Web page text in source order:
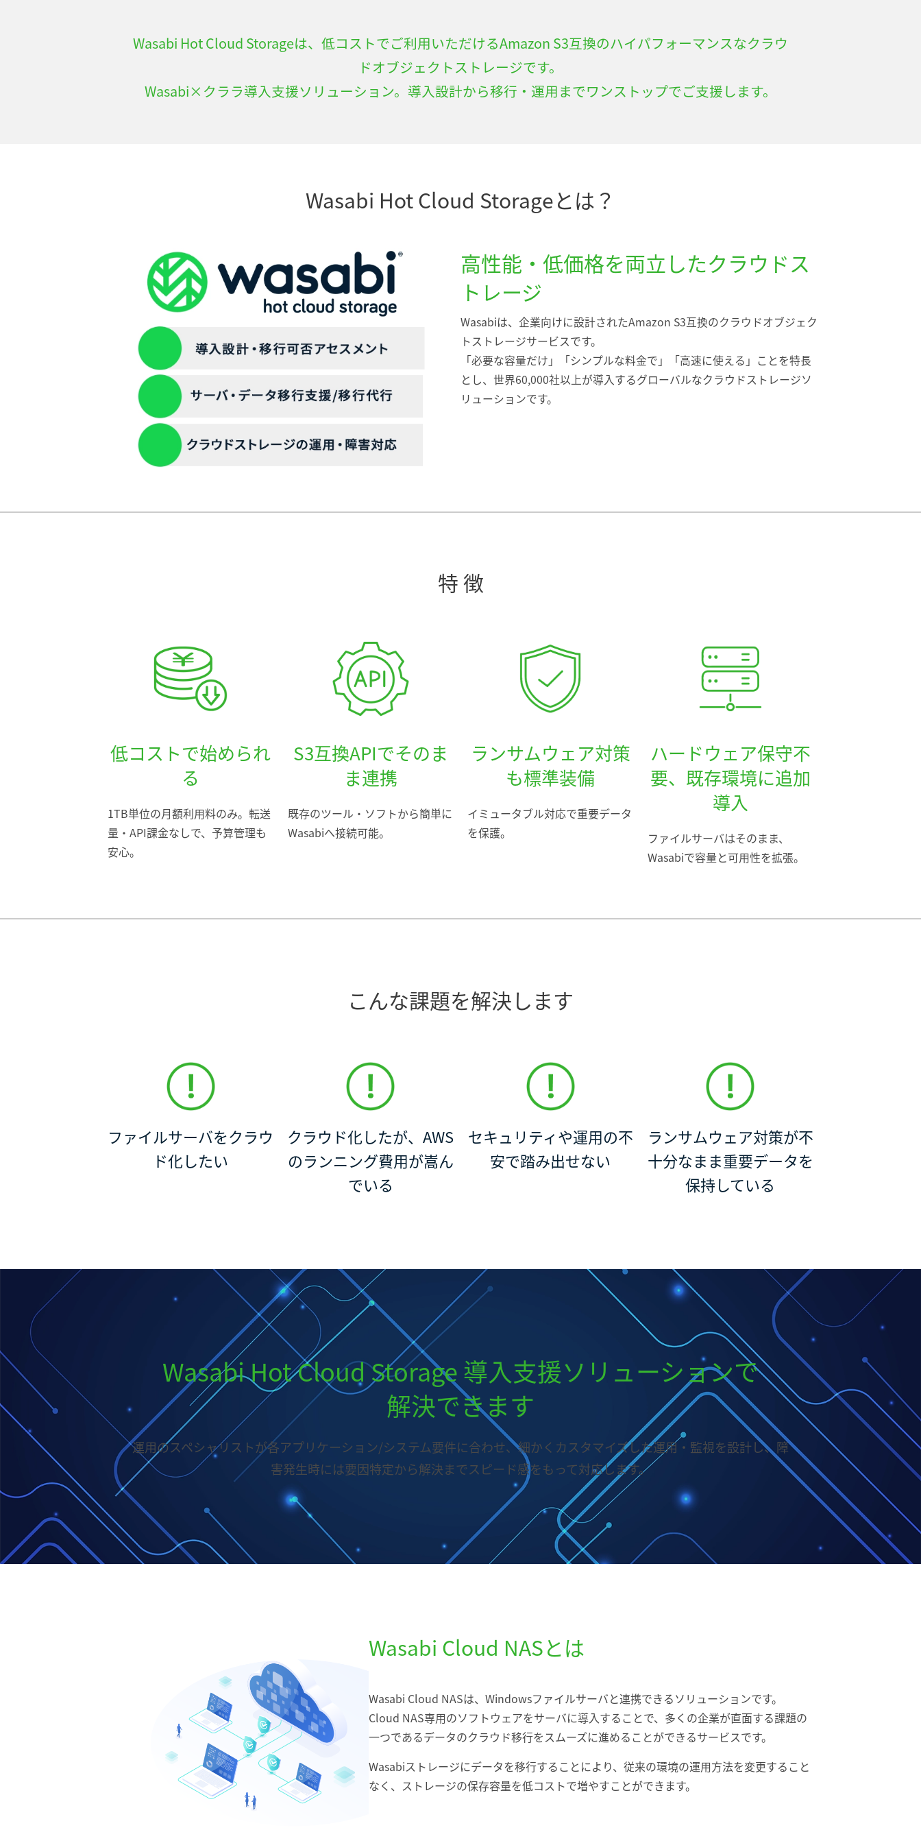
Wasabi Hot Cloud Storageは、低コストでご利用いただけるAmazon S3互換のハイパフォーマンスなクラウ
ドオブジェクトストレージです。
Wasabi×クララ導入支援ソリューション。導入設計から移行・運用までワンストップでご支援します。
Wasabi Hot Cloud Storageとは？
高性能・低価格を両立したクラウドス
トレージ
Wasabiは、企業向けに設計されたAmazon S3互換のクラウドオブジェク
トストレージサービスです。
「必要な容量だけ」「シンプルな料金で」「高速に使える」ことを特長
とし、世界60,000社以上が導入するグローバルなクラウドストレージソ
リューションです。
特 徴
低コストで始められ
る
1TB単位の月額利用料のみ。転送
量・API課金なしで、予算管理も
安心。
S3互換APIでそのま
ま連携
既存のツール・ソフトから簡単に
Wasabiへ接続可能。
ランサムウェア対策
も標準装備
イミュータブル対応で重要データ
を保護。
ハードウェア保守不
要、既存環境に追加
導入
ファイルサーバはそのまま、
Wasabiで容量と可用性を拡張。
こんな課題を解決します
ファイルサーバをクラウ
ド化したい
クラウド化したが、AWS
のランニング費用が嵩ん
でいる
セキュリティや運用の不
安で踏み出せない
ランサムウェア対策が不
十分なまま重要データを
保持している
Wasabi Hot Cloud Storage 導入支援ソリューションで
解決できます
運用のスペシャリストが各アプリケーション/システム要件に合わせ、細かくカスタマイズした運用・監視を設計し、障
害発生時には要因特定から解決までスピード感をもって対応します。
Wasabi Cloud NASとは
Wasabi Cloud NASは、Windowsファイルサーバと連携できるソリューションです。
Cloud NAS専用のソフトウェアをサーバに導入することで、多くの企業が直面する課題の
一つであるデータのクラウド移行をスムーズに進めることができるサービスです。
Wasabiストレージにデータを移行することにより、従来の環境の運用方法を変更すること
なく、ストレージの保存容量を低コストで増やすことができます。